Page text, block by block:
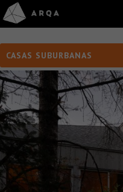
CASAS SUBURBANAS